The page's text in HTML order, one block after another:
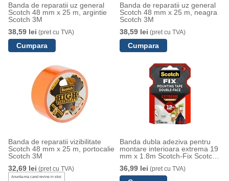
Banda de reparatii uz general
Scotch 48 mm x 25 m, argintie
Scotch 3M
38,59 lei (pret cu TVA)
Banda de reparatii uz general
Scotch 48 mm x 25 m, neagra
Scotch 3M
38,59 lei (pret cu TVA)
Banda de reparatii vizibilitate
Scotch 48 mm x 25 m, portocalie
Scotch 3M
32,69 lei (pret cu TVA)
Anunta-ma cand revine in stoc
Banda dubla adeziva pentru
montare interioara extrema 19
mm x 1.8m Scotch-Fix Scotch
36,99 lei (pret cu TVA)